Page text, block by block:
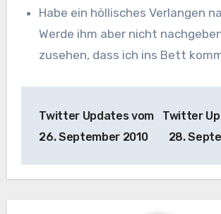
Habe ein höllisches Verlangen
Werde ihm aber nicht
zusehen, dass ich ins Bett
Twitter Updates vom
26. September 2010
Twitter
28.